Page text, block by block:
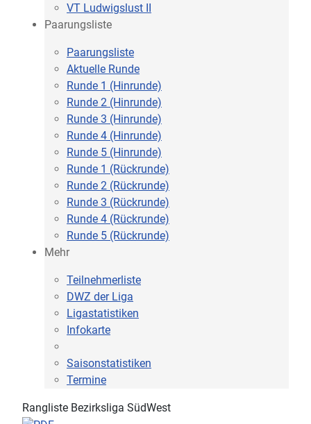
VT Ludwigslust II
Paarungsliste
Paarungsliste
Aktuelle Runde
Runde 1 (Hinrunde)
Runde 2 (Hinrunde)
Runde 3 (Hinrunde)
Runde 4 (Hinrunde)
Runde 5 (Hinrunde)
Runde 1 (Rückrunde)
Runde 2 (Rückrunde)
Runde 3 (Rückrunde)
Runde 4 (Rückrunde)
Runde 5 (Rückrunde)
Mehr
Teilnehmerliste
DWZ der Liga
Ligastatistiken
Infokarte
Saisonstatistiken
Termine
Rangliste Bezirksliga SüdWest